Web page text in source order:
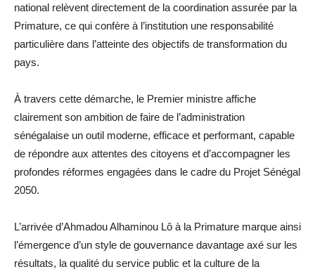
national relèvent directement de la coordination assurée par la
Primature, ce qui confère à l’institution une responsabilité
particulière dans l’atteinte des objectifs de transformation du
pays.
À travers cette démarche, le Premier ministre affiche
clairement son ambition de faire de l’administration
sénégalaise un outil moderne, efficace et performant, capable
de répondre aux attentes des citoyens et d’accompagner les
profondes réformes engagées dans le cadre du Projet Sénégal
2050.
L’arrivée d’Ahmadou Alhaminou Lô à la Primature marque ainsi
l’émergence d’un style de gouvernance davantage axé sur les
résultats, la qualité du service public et la culture de la